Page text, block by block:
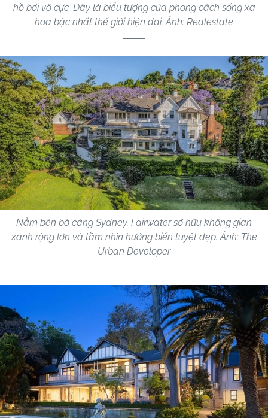
hồ bơi vô cực. Đây là biểu tượng của phong cách sống xa
hoa bậc nhất thế giới hiện đại. Ảnh: Realestate
Nằm bên bờ cảng Sydney, Fairwater sở hữu không gian
xanh rộng lớn và tầm nhìn hướng biển tuyệt đẹp. Ảnh: The
Urban Developer